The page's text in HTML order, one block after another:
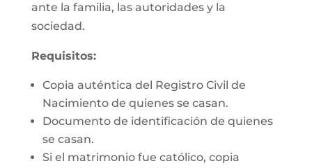
ante la familia, las autoridades y la
sociedad.
Requisitos:
Copia auténtica del Registro Civil de
Nacimiento de quienes se casan.
Documento de identificación de quienes
se casan.
Si el matrimonio fue católico, copia